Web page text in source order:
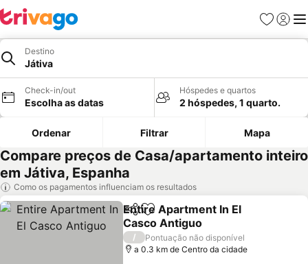
Favoritos
Iniciar
Destino
Játiva
Check-in/out
Escolha as datas
Hóspedes e quartos
2 hóspedes, 1 quarto.
Ordenar Filtrar Mapa
Compare preços de Casa/apartamento inteiro
em Játiva, Espanha
Como os pagamentos influenciam os resultados
PartilharAdicionar aos favoritos
Entire Apartment In El
Casco Antiguo
/
Pontuação não disponível
a 0.3 km de Centro da cidade